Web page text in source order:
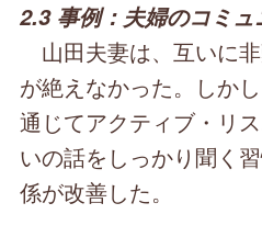
2.3 事例：夫婦のコミ
山田夫妻は、互いに
が絶えなかった。しか
通じてアクティブ・リ
いの話をしっかり聞く
係が改善した。